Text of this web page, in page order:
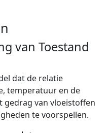
van Toestand
dat de relatie
temperatuur en de
gedrag van vloeistoffen
te voorspellen.